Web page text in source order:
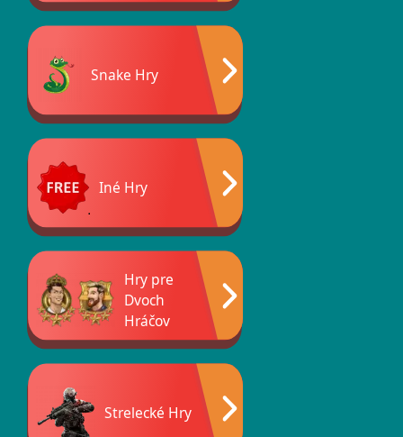
Snake Hry
Iné Hry
Hry pre
Dvoch
Hráčov
Strelecké Hry